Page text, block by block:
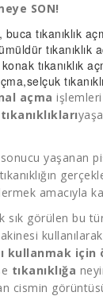
SON!
, buca tıkanıklık
tıkanıklık
konak tıkanıklık
,selçuk
açma
sonucu yaşanan
amacıyla
sık görülen bu
kullanmak
tıkanıklığa
cismin